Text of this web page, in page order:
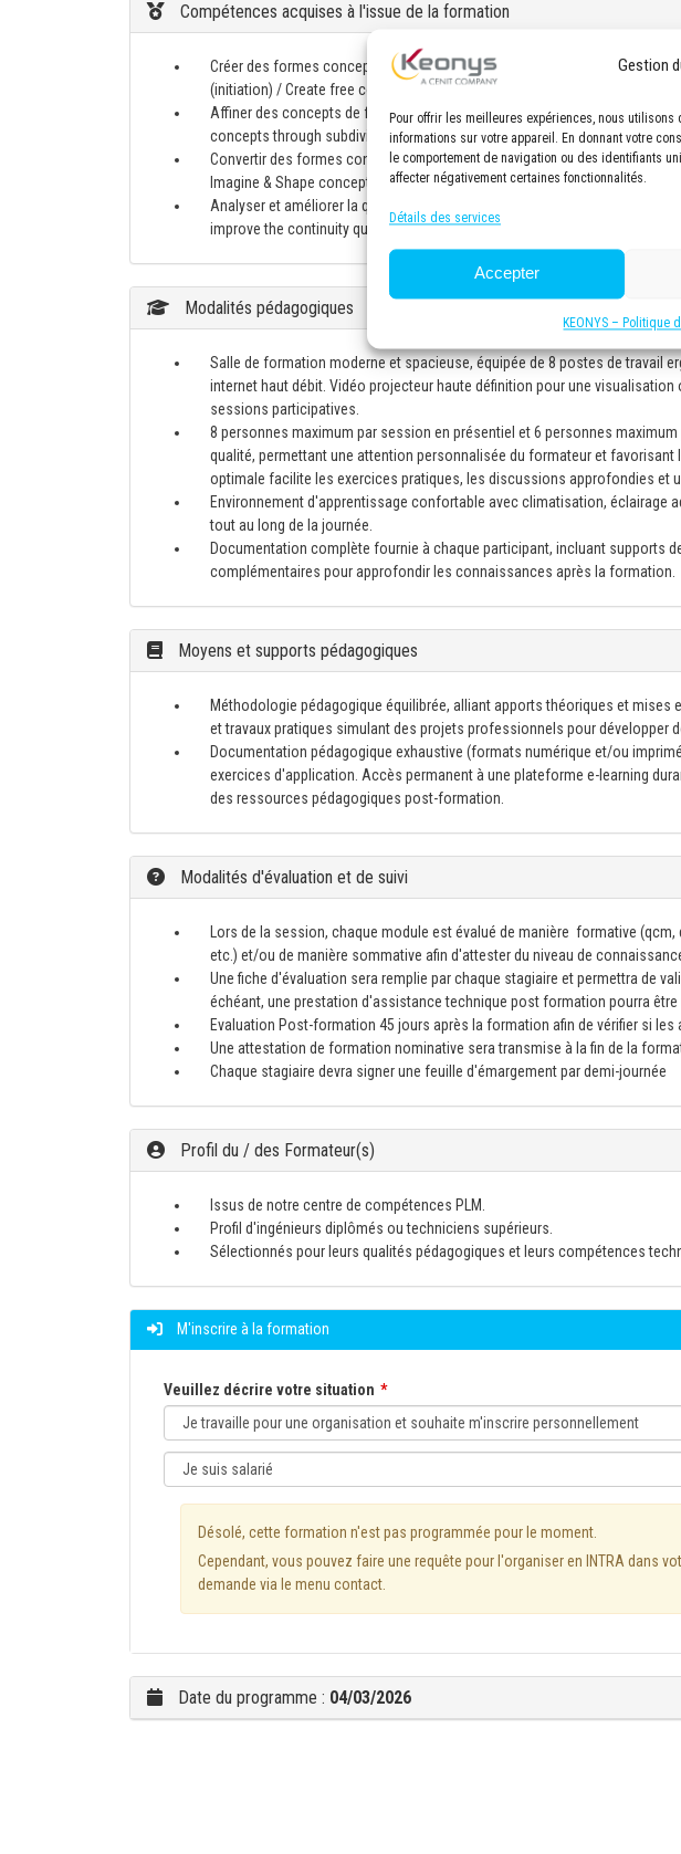
Gestion
Pour offrir les meilleures expériences, nous
informations sur votre appareil. En donnant votre
le comportement de navigation ou des identifiants
affecter négativement certaines fonctionnalités.
Détails des services
Accepter
KEONYS – Politique
Compétences acquises à l'issue de la formation
Créer des formes conceptuelles libres en manipulant des maillages de
(initiation) / Create free conceptual shapes by manipulating closed volume
Affiner des concepts de formes stylistiques par des opérations de
concepts through subdivision modeling operations (introduction)
Convertir des formes conceptuelles Imagine & Shape en géométrie
Imagine & Shape conceptual shapes into CATIA geometry usable for
Analyser et améliorer la qualité de continuité des surfaces créées avec les
improve the continuity quality of surfaces created with IMA
Modalités pédagogiques
Salle de formation moderne et spacieuse, équipée de 8 postes de travail
internet haut débit. Vidéo projecteur haute définition pour une
sessions participatives.
8 personnes maximum par session en présentiel et 6 personnes
qualité, permettant une attention personnalisée du formateur et
optimale facilite les exercices pratiques, les discussions approfondies et
Environnement d'apprentissage confortable avec climatisation, éclairage
tout au long de la journée.
Documentation complète fournie à chaque participant, incluant supports
complémentaires pour approfondir les connaissances après la formation.
Moyens et supports pédagogiques
Méthodologie pédagogique équilibrée, alliant apports théoriques et
et travaux pratiques simulant des projets professionnels pour développer
Documentation pédagogique exhaustive (formats numérique et/ou
exercices d'application. Accès permanent à une plateforme e-learning
des ressources pédagogiques post-formation.
Modalités d'évaluation et de suivi
Lors de la session, chaque module est évalué de manière formative
etc.) et/ou de manière sommative afin d'attester du niveau de
Une fiche d'évaluation sera remplie par chaque stagiaire et permettra de
échéant, une prestation d'assistance technique post formation pourra être
Evaluation Post-formation 45 jours après la formation afin de vérifier si
Une attestation de formation nominative sera transmise à la fin de la
Chaque stagiaire devra signer une feuille d'émargement par demi-journée
Profil du / des Formateur(s)
Issus de notre centre de compétences PLM.
Profil d'ingénieurs diplômés ou techniciens supérieurs.
Sélectionnés pour leurs qualités pédagogiques et leurs compétences
M'inscrire à la formation
Veuillez décrire votre situation
Désolé, cette formation n'est pas programmée pour le moment.
Cependant, vous pouvez faire une requête pour l'organiser en INTRA dans
demande via le menu contact.
Date du programme : 04/03/2026